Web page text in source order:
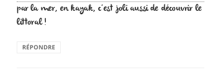
par la mer, en kayak, c’est joli aussi de découvrir le
littoral !
RÉPONDRE